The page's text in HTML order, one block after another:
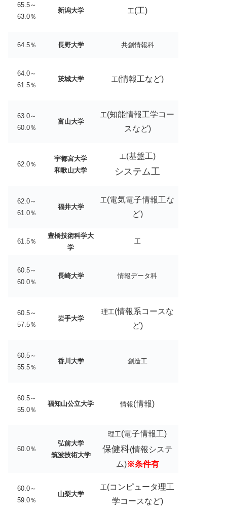
65.5～
63.0％
新潟大学 工(工)
64.5％ 長野大学 共創情報科
64.0～
61.5％
茨城大学 工(情報工など)
63.0～
60.0％
富山大学
工(知能情報工学コー
スなど)
62.0％
宇都宮大学
和歌山大学
工(基盤工)
システム工
62.0～
61.0％
福井大学
工(電気電子情報工な
ど)
61.5％
豊橋技術科学大
学
工
60.5～
60.0％
長崎大学 情報データ科
60.5～
57.5％
岩手大学
理工(情報系コースな
ど)
60.5～
55.5％
香川大学 創造工
60.5～
55.0％
福知山公立大学 情報(情報)
60.0％
弘前大学
筑波技術大学
理工(電子情報工)
保健科(情報システ
ム)※条件有
60.0～
59.0％
山梨大学
工(コンピュータ理工
学コースなど)